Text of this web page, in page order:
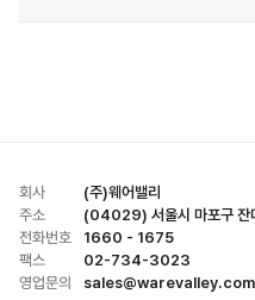
회사
(주)웨어밸리
주소
(04029) 서울시 마포구
전화번호
1660 - 1675
팩스
02-734-3023
영업문의
sales@warevalley.com